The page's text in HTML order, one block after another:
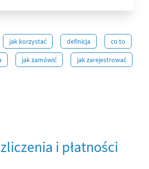
jak korzystać definicja co to
jak zamówić jak zarejestrować
i płatności